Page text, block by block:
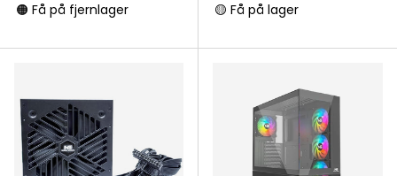
🟠 Få på fjernlager 🟡 Få på lager